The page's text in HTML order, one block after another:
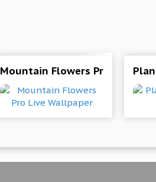
Mountain Flowers Pro Live